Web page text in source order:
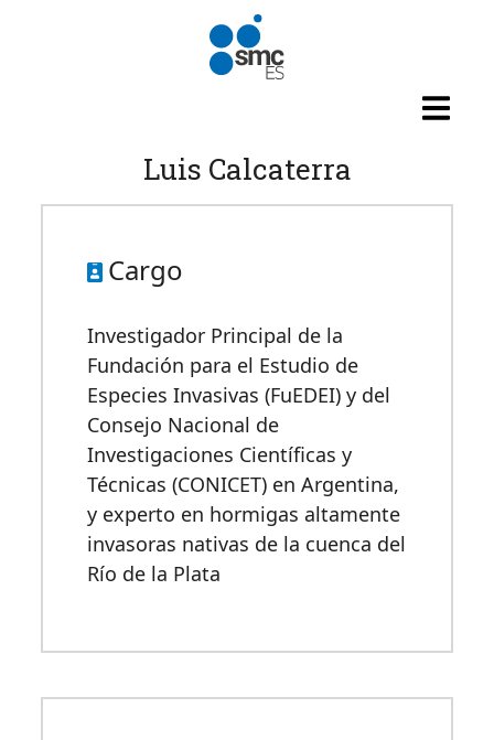
Pasar al contenido principal
Luis Calcaterra
Cargo
Investigador Principal de la
Fundación para el Estudio de
Especies Invasivas (FuEDEI) y del
Consejo Nacional de
Investigaciones Científicas y
Técnicas (CONICET) en Argentina,
y experto en hormigas altamente
invasoras nativas de la cuenca del
Río de la Plata